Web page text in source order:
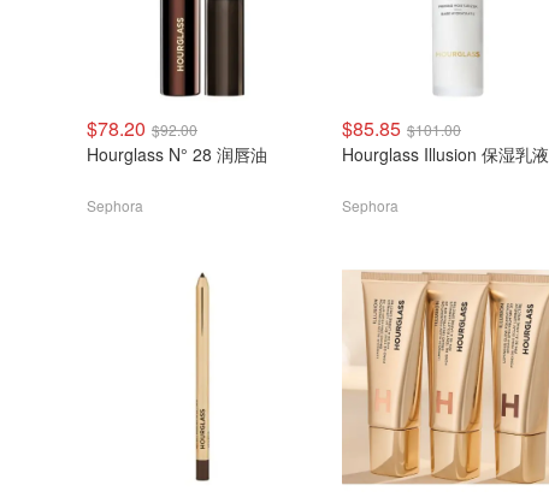
$78.20 $92.00
Hourglass N° 28 润唇油
Sephora
$85.85 $101.00
Hourglass Illusion 保湿乳液
Sephora